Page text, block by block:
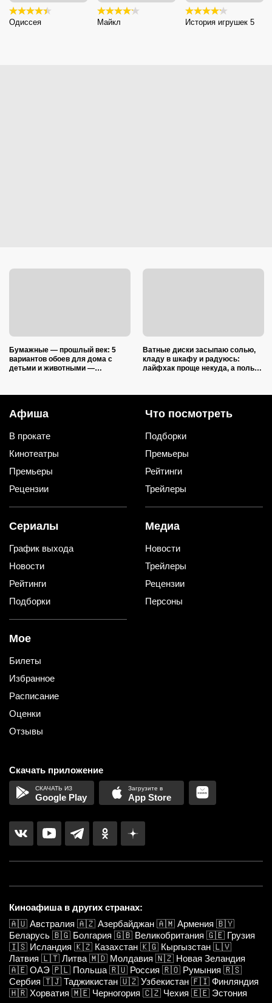
Одиссея Майкл История игрушек 5
Бумажные — прошлый век: 5
вариантов обоев для дома с
детьми и животными —
Ватные диски засыпаю солью,
кладу в шкафу и радуюсь:
лайфхак проще некуда, а пользы
Афиша
В прокате
Кинотеатры
Премьеры
Рецензии
Что посмотреть
Подборки
Премьеры
Рейтинги
Трейлеры
Сериалы
График выхода
Новости
Рейтинги
Подборки
Медиа
Новости
Трейлеры
Рецензии
Персоны
Мое
Билеты
Избранное
Расписание
Оценки
Отзывы
Скачать приложение
Google Play App Store
Киноафиша в других странах:
🇦🇺 Австралия 🇦🇿 Азербайджан 🇦🇲 Армения 🇧🇾
Беларусь 🇧🇬 Болгария 🇬🇧 Великобритания 🇬🇪 Грузия
🇮🇸 Исландия 🇰🇿 Казахстан 🇰🇬 Кыргызстан 🇱🇻
Латвия 🇱🇹 Литва 🇲🇩 Молдавия 🇳🇿 Новая Зеландия
🇦🇪 ОАЭ 🇵🇱 Польша 🇷🇺 Россия 🇷🇴 Румыния 🇷🇸
Сербия 🇹🇯 Таджикистан 🇺🇿 Узбекистан 🇫🇮 Финляндия
🇭🇷 Хорватия 🇲🇪 Черногория 🇨🇿 Чехия 🇪🇪 Эстония